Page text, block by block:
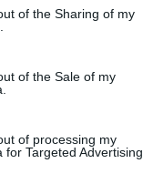
of the Sharing of my
of the Sale of my
of processing my
for Targeted Advertising.
Σχετικά Άρθρα